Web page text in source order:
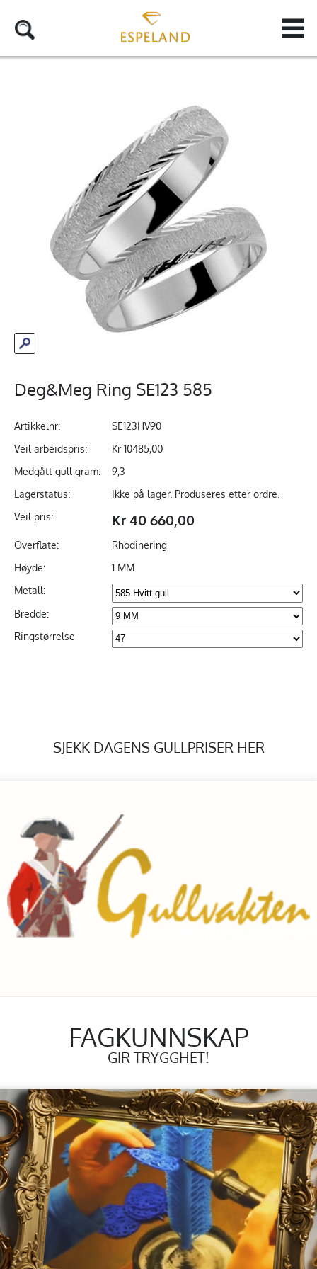
Deg&Meg Ring SE123 585
Artikkelnr:
SE123HV90
Veil arbeidspris:
Kr 10485,00
Medgått gull gram:
9,3
Lagerstatus:
Ikke på lager. Produseres etter ordre.
Veil pris:
Kr 40 660,00
Overflate:
Rhodinering
Høyde:
1 MM
Metall:
Bredde:
Ringstørrelse
SJEKK DAGENS GULLPRISER HER
FAGKUNNSKAP
GIR TRYGGHET!